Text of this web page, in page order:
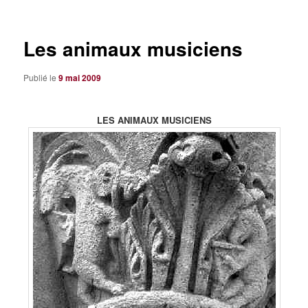
Les animaux musiciens
Publié le9 mai 2009
LES ANIMAUX MUSICIENS